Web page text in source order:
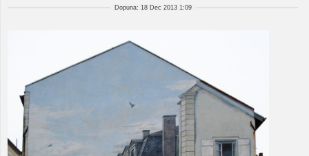
Dopuna: 18 Dec 2013 1:09